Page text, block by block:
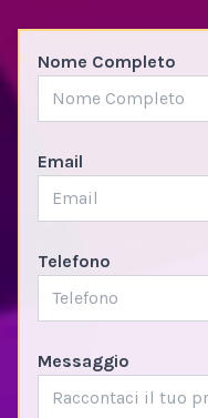
Nome Completo
Email
Telefono
Messaggio